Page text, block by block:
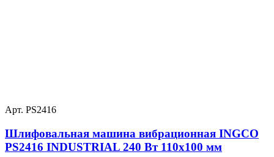
Арт. PS2416
Шлифовальная машина вибрационная INGCO
PS2416 INDUSTRIAL 240 Вт 110х100 мм